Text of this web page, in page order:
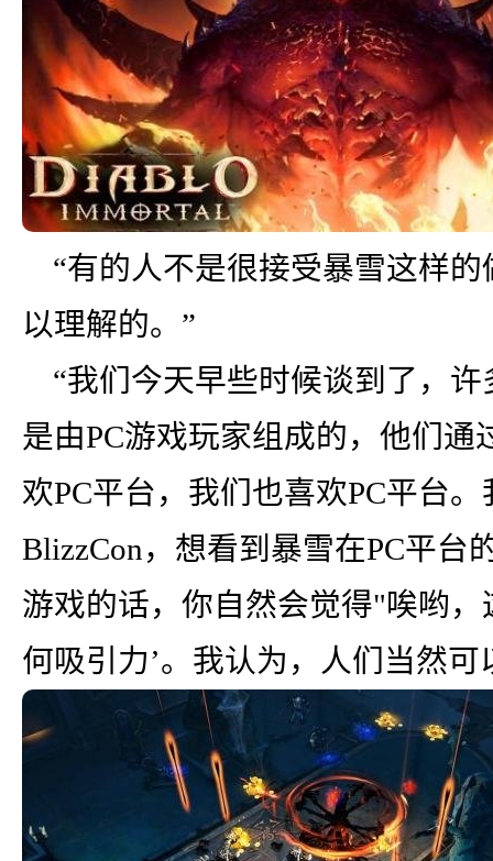
“有的人不是很接受暴雪这样
以理解的。”
“我们今天早些时候谈到了，
是由PC游戏玩家组成的，他们
欢PC平台，我们也喜欢PC平台
BlizzCon，想看到暴雪在PC平台
游戏的话，你自然会觉得"唉哟
何吸引力’。我认为，人们当然